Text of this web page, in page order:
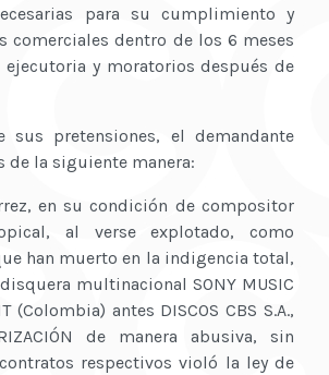
para su cumplimiento y
comerciales dentro de los 6 meses
y moratorios después de
sus pretensiones, el demandante
de la siguiente manera:
en su condición de compositor
al verse explotado, como
han muerto en la indigencia total,
multinacional SONY MUSIC
(Colombia) antes DISCOS CBS S.A.,
de manera abusiva, sin
respectivos violó la ley de